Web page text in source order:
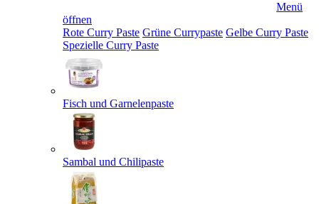
Menü
öffnen
Rote Curry Paste Grüne Currypaste Gelbe Curry Paste
Spezielle Curry Paste
Fisch und Garnelenpaste
Sambal und Chilipaste